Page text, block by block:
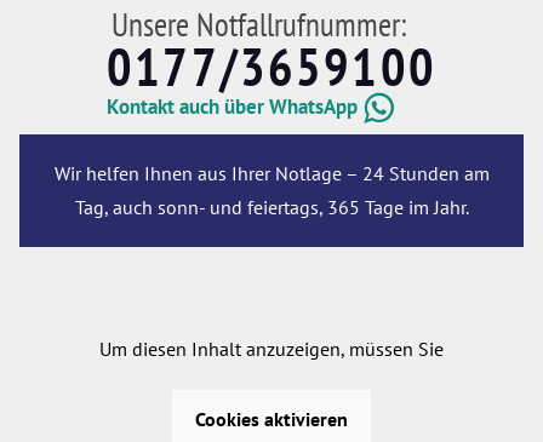
Unsere Notfallrufnummer:
0177/3659100
Kontakt auch über WhatsApp
Wir helfen Ihnen aus Ihrer Notlage – 24 Stunden am
Tag, auch sonn- und feiertags, 365 Tage im Jahr.
Um diesen Inhalt anzuzeigen, müssen Sie
Cookies aktivieren